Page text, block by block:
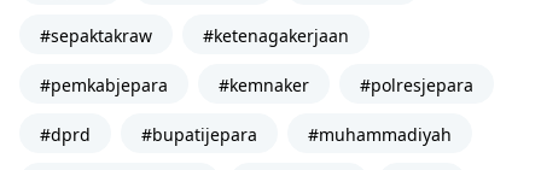
#sepaktakraw #ketenagakerjaan
#pemkabjepara #kemnaker #polresjepara
#dprd #bupatijepara #muhammadiyah